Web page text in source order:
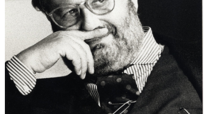
PARTIES
CELEB
VIDEO
PRESS
CONTACT